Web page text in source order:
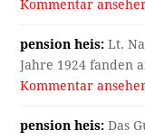
Kommentar
pension heis: Lt.
Jahre 1924 fanden
Kommentar
pension heis: Das